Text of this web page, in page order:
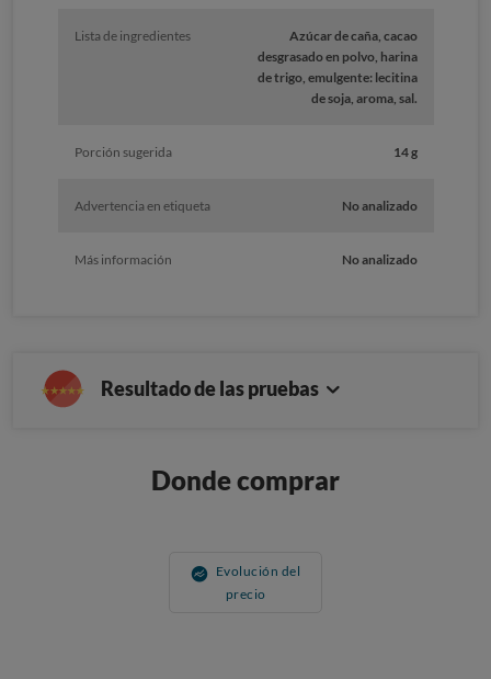
Lista de ingredientes
Azúcar de caña, cacao
desgrasado en polvo, harina
de trigo, emulgente: lecitina
de soja, aroma, sal.
Porción sugerida 14 g
Advertencia en etiqueta No analizado
Más información No analizado
Resultado de las pruebas
Donde comprar
Evolución del
precio